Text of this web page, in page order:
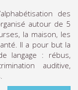
des
autour de 5
la maison, les
Il a pour but la
langage : rébus,
auditive,